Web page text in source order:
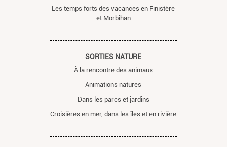
Les temps forts des vacances en Finistère
et Morbihan
SORTIES NATURE
À la rencontre des animaux
Animations natures
Dans les parcs et jardins
Croisières en mer, dans les îles et en rivière